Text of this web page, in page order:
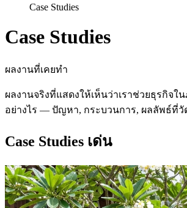
Case Studies
Case Studies
ผลงานที่เคยทำ
ผลงานจริงที่แสดงให้เห็นว่าเราช่วยธุรกิจใ
อย่างไร — ปัญหา, กระบวนการ, ผลลัพธ์ที่วั
Case Studies เด่น